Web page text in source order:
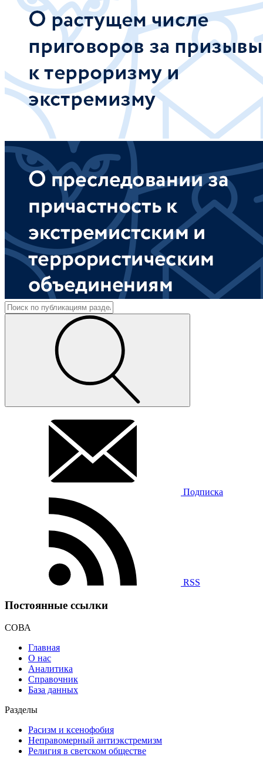
Подписка
RSS
Постоянные ссылки
СОВА
Главная
О нас
Аналитика
Справочник
База данных
Разделы
Расизм и ксенофобия
Неправомерный антиэкстремизм
Религия в светском обществе